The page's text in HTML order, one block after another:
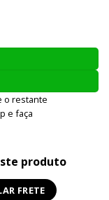
(M)
o restante
e faça
produto